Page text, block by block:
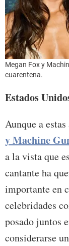
Megan Fox y
cuarentena.
Estados
Aunque a
y Machine
a la vista que
cantante ha
importante en
celebridades
posado juntos
considerarse